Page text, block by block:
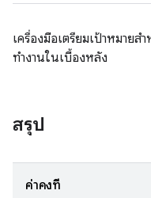
เครื่องมือเตรียมเป้าหมายสํ
ทำงานในเบื้องหลัง
สรุป
ค่าคงที่